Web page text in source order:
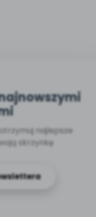
najlepsze
skrzynkę